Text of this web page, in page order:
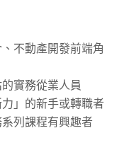
不動產開發前端角
實務從業人員
」的新手或轉職者
列課程有興趣者